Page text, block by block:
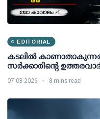
EDITORIAL
കടലിൽ കാണാതാകുന്നത്
സർക്കാരിന്റെ
07 08 2026 8 mins read